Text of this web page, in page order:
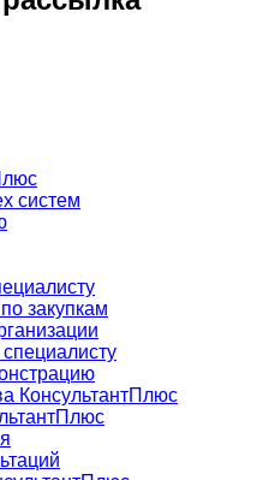
систем
закупкам
КонсультантПлюс